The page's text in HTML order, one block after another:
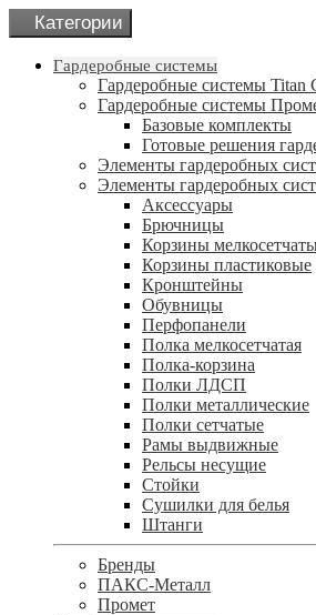
Категории
Гардеробные системы
Гардеробные системы Titan
Гардеробные системы
Базовые комплекты
Готовые решения
Элементы гардеробных
Элементы гардеробных
Аксессуары
Брючницы
Корзины
Корзины пластиковые
Кронштейны
Обувницы
Перфопанели
Полка мелкосетчатая
Полка-корзина
Полки ЛДСП
Полки металлические
Полки сетчатые
Рамы выдвижные
Рельсы несущие
Стойки
Сушилки для белья
Штанги
Бренды
ПАКС-Металл
Промет